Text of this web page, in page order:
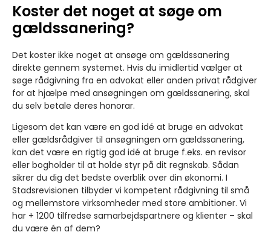
Koster det noget at søge om
gældssanering?
Det koster ikke noget at ansøge om gældssanering
direkte gennem systemet. Hvis du imidlertid vælger at
søge rådgivning fra en advokat eller anden privat rådgiver
for at hjælpe med ansøgningen om gældssanering, skal
du selv betale deres honorar.
Ligesom det kan være en god idé at bruge en advokat
eller gældsrådgiver til ansøgningen om gældssanering,
kan det være en rigtig god idé at bruge f.eks. en revisor
eller bogholder til at holde styr på dit regnskab. Sådan
sikrer du dig det bedste overblik over din økonomi. I
Stadsrevisionen tilbyder vi kompetent rådgivning til små
og mellemstore virksomheder med store ambitioner. Vi
har + 1200 tilfredse samarbejdspartnere og klienter – skal
du være én af dem?